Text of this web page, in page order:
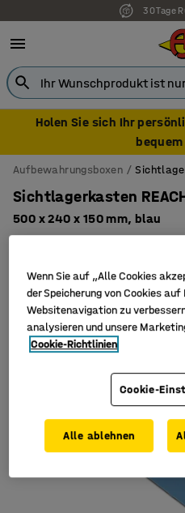
30 Tage
Holen Sie sich Ihr
Aufbewahrungsboxen
Sichtlagerkasten
500 x 240 x 150 mm, blau
Art. Nr.:230212
Wenn Sie auf „Alle Cookies
der Speicherung von Cookies
Websitenavigation zu
analysieren und unsere
Cookie-Richtlinien
Cookie-
Alle ablehnen